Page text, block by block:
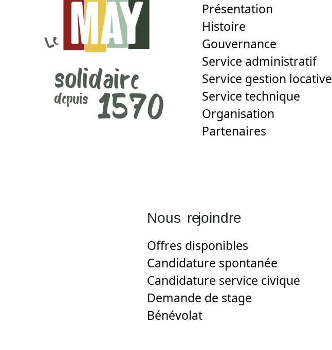
Présentation
Histoire
Gouvernance
Service administratif
Service gestion locative
Service technique
Organisation
Partenaires
Nous rejoindre
Offres disponibles
Candidature spontanée
Candidature service civique
Demande de stage
Bénévolat